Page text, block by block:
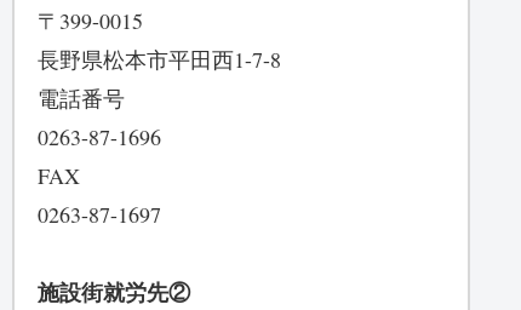
〒399-0015
長野県松本市平田西1-7-8
電話番号
0263-87-1696
FAX
0263-87-1697
施設街就労先②